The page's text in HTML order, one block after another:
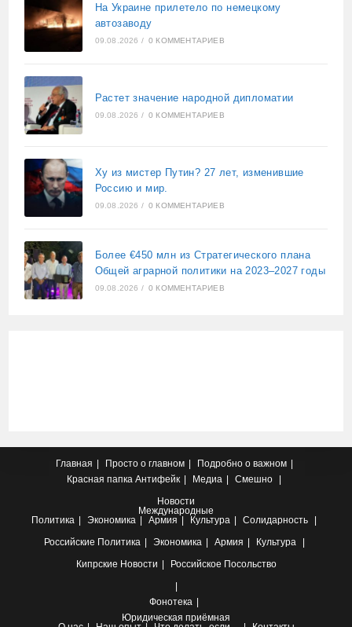
На Украине прилетело по немецкому
автозаводу
09.08.2026 / 0 КОММЕНТАРИЕВ
Растет значение народной дипломатии
09.08.2026 / 0 КОММЕНТАРИЕВ
Ху из мистер Путин? 27 лет, изменившие
Россию и мир.
09.08.2026 / 0 КОММЕНТАРИЕВ
Более €450 млн из Стратегического плана
Общей аграрной политики на 2023–2027 годы
09.08.2026 / 0 КОММЕНТАРИЕВ
Главная Просто о главном
Подробно о важном
Красная папка Антифейк Медиа
Смешно
Новости
Международные
Политика
Экономика Армия Культура
Солидарность
Российские Политика Экономика Армия
Культура
Кипрские Новости Российское Посольство
Фонотека
Юридическая приёмная